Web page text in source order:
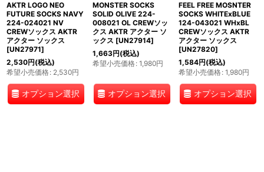
AKTR LOGO NEO
FUTURE SOCKS NAVY
224-024021 NV
CREWソックス AKTR
アクター ソックス
[UN27971]
2,530円(税込)
希望小売価格: 2,530円
オプション選択
MONSTER SOCKS
SOLID OLIVE 224-
008021 OL CREWソッ
クス AKTR アクター ソ
ックス [UN27914]
1,663円(税込)
希望小売価格: 1,980円
オプション選択
FEEL FREE MOSNTER
SOCKS WHITExBLUE
124-043021 WHxBL
CREWソックス AKTR
アクター ソックス
[UN27820]
1,584円(税込)
希望小売価格: 1,980円
オプション選択